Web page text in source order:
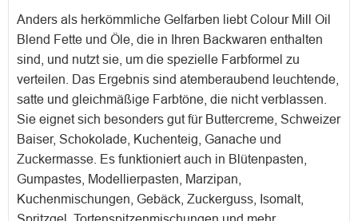
Anders als herkömmliche Gelfarben liebt Colour Mill Oil
Blend Fette und Öle, die in Ihren Backwaren enthalten
sind, und nutzt sie, um die spezielle Farbformel zu
verteilen. Das Ergebnis sind atemberaubend leuchtende,
satte und gleichmäßige Farbtöne, die nicht verblassen.
Sie eignet sich besonders gut für Buttercreme, Schweizer
Baiser, Schokolade, Kuchenteig, Ganache und
Zuckermasse. Es funktioniert auch in Blütenpasten,
Gumpastes, Modellierpasten, Marzipan,
Kuchenmischungen, Gebäck, Zuckerguss, Isomalt,